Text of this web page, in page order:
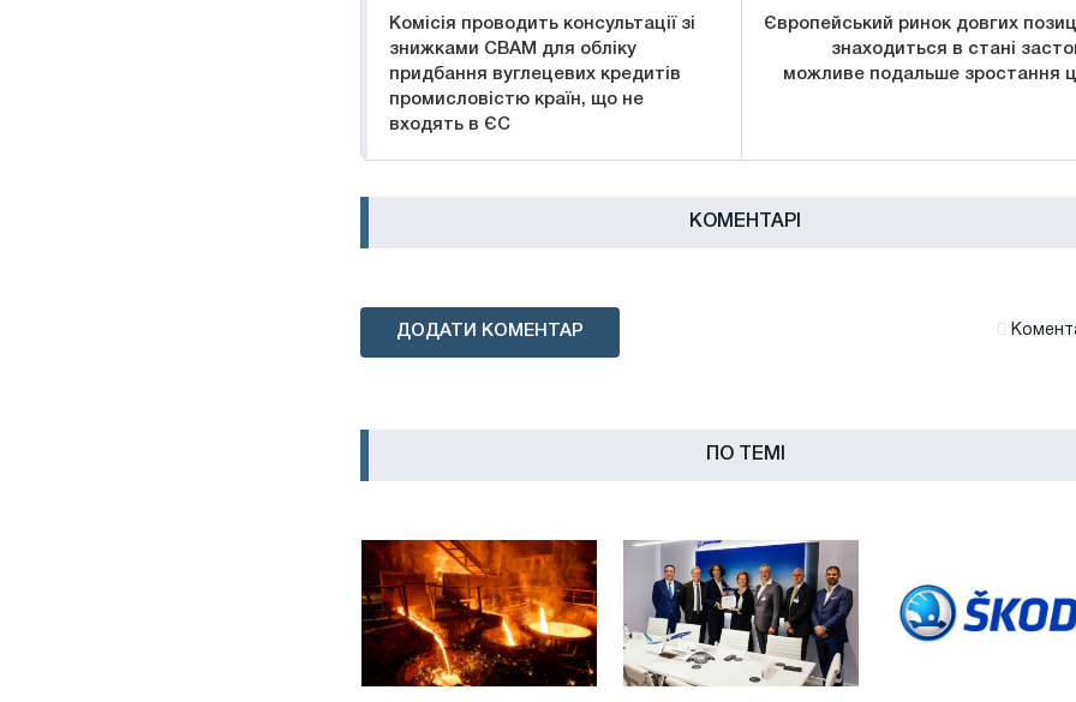
Комісія проводить консультації зі
знижками CBAM для обліку
придбання вуглецевих кредитів
промисловістю країн, що не
входять в ЄС
Європейський ринок довгих
знаходиться в стані
можливе подальше зростання
КОМЕНТАРІ
ДОДАТИ КОМЕНТАР
ПО ТЕМІ